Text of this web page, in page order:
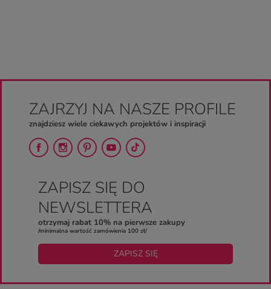
ZAJRZYJ NA NASZE PROFILE
znajdziesz wiele ciekawych projektów i inspiracji
ZAPISZ SIĘ DO
NEWSLETTERA
otrzymaj rabat 10% na pierwsze zakupy
/minimalna wartość zamówienia 100 zł/
ZAPISZ SIĘ